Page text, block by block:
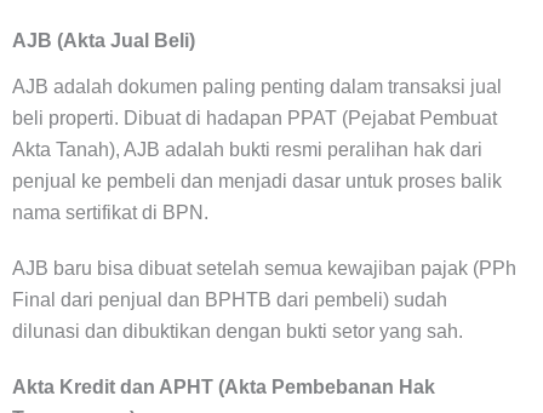
AJB (Akta Jual Beli)
AJB adalah dokumen paling penting dalam transaksi jual
beli properti. Dibuat di hadapan PPAT (Pejabat Pembuat
Akta Tanah), AJB adalah bukti resmi peralihan hak dari
penjual ke pembeli dan menjadi dasar untuk proses balik
nama sertifikat di BPN.
AJB baru bisa dibuat setelah semua kewajiban pajak (PPh
Final dari penjual dan BPHTB dari pembeli) sudah
dilunasi dan dibuktikan dengan bukti setor yang sah.
Akta Kredit dan APHT (Akta Pembebanan Hak